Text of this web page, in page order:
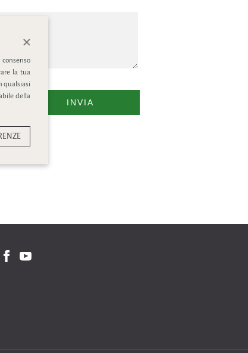
INVIA
la tua
qualsiasi
della